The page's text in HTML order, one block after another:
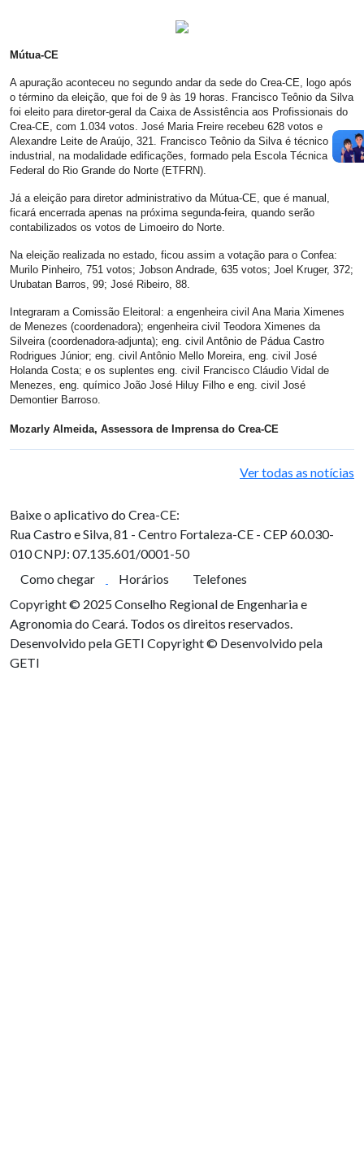
Mútua-CE
A apuração aconteceu no segundo andar da sede do Crea-CE, logo após
o término da eleição, que foi de 9 às 19 horas. Francisco Teônio da Silva
foi eleito para diretor-geral da Caixa de Assistência aos Profissionais do
Crea-CE, com 1.034 votos. José Maria Freire recebeu 628 votos e
Alexandre Leite de Araújo, 321. Francisco Teônio da Silva é técnico
industrial, na modalidade edificações, formado pela Escola Técnica
Federal do Rio Grande do Norte (ETFRN).
Já a eleição para diretor administrativo da Mútua-CE, que é manual,
ficará encerrada apenas na próxima segunda-feira, quando serão
contabilizados os votos de Limoeiro do Norte.
Na eleição realizada no estado, ficou assim a votação para o Confea:
Murilo Pinheiro, 751 votos; Jobson Andrade, 635 votos; Joel Kruger, 372;
Urubatan Barros, 99; José Ribeiro, 88.
Integraram a Comissão Eleitoral: a engenheira civil Ana Maria Ximenes
de Menezes (coordenadora); engenheira civil Teodora Ximenes da
Silveira (coordenadora-adjunta); eng. civil Antônio de Pádua Castro
Rodrigues Júnior; eng. civil Antônio Mello Moreira, eng. civil José
Holanda Costa; e os suplentes eng. civil Francisco Cláudio Vidal de
Menezes, eng. químico João José Hiluy Filho e eng. civil José
Demontier Barroso.
Mozarly Almeida, Assessora de Imprensa do Crea-CE
Ver todas as notícias
Baixe o aplicativo do Crea-CE:
Rua Castro e Silva, 81 - Centro Fortaleza-CE - CEP 60.030-
010CNPJ: 07.135.601/0001-50
Como chegar
Horários
Telefones
Copyright © 2025 Conselho Regional de Engenharia e
Agronomia do Ceará. Todos os direitos reservados.
Desenvolvido pela GETI Copyright © Desenvolvido pela
GETI